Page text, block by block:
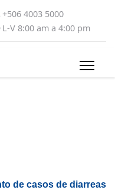
+506 4003 5000
L-V 8:00 am a 4:00 pm
de casos de diarreas